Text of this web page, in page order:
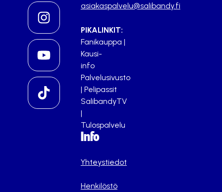
asiakaspalvelu@salibandy.fi
PIKALINKIT:
Fanikauppa |
Kausi-
info
Palvelusivusto
| Pelipassit
SalibandyTV
|
Tulospalvelu
Info
Yhteystiedot
Henkilöstö